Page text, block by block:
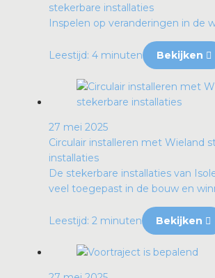
stekerbare installaties
Inspelen op veranderingen in de
Leestijd: 4 minuten Bekijken
27 mei 2025
Circulair installeren met Wieland
installaties
De stekerbare installaties van
veel toegepast in de bouw en
Leestijd: 2 minuten Bekijken